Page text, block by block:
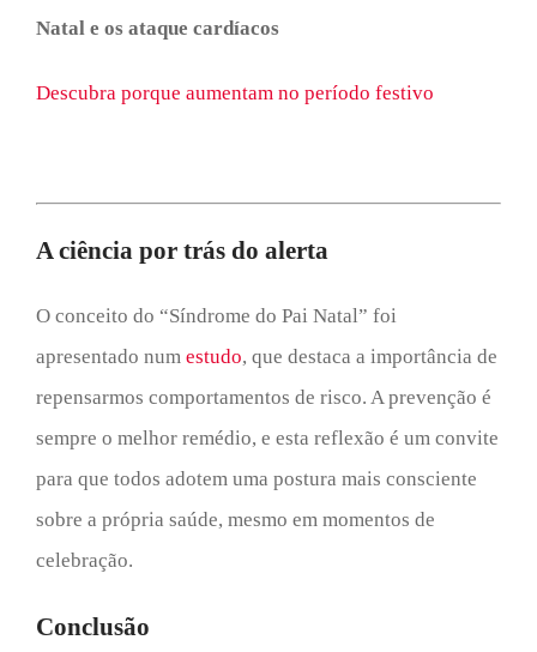
Natal e os ataque cardíacos
Descubra porque aumentam no período festivo
A ciência por trás do alerta
O conceito do “Síndrome do Pai Natal” foi
apresentado num estudo, que destaca a importância de
repensarmos comportamentos de risco. A prevenção é
sempre o melhor remédio, e esta reflexão é um convite
para que todos adotem uma postura mais consciente
sobre a própria saúde, mesmo em momentos de
celebração.
Conclusão